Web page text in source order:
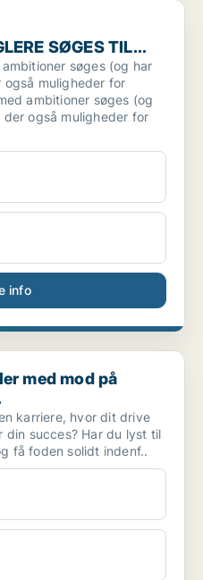
SØGES TIL
SØGES TIL
søges (og har
også muligheder for
ambitioner søges (og
også muligheder for
info
på kommissionering s...
med mod på
din succes? Har du lyst til
få foden solidt indenf..